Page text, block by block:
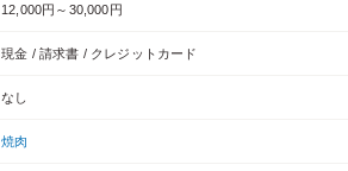
12,000円～30,000円
現金 / 請求書 / クレジットカード
なし
焼肉